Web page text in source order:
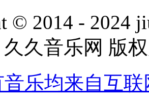
© 2014 - 2024
久久音乐网 版
乐均来自互